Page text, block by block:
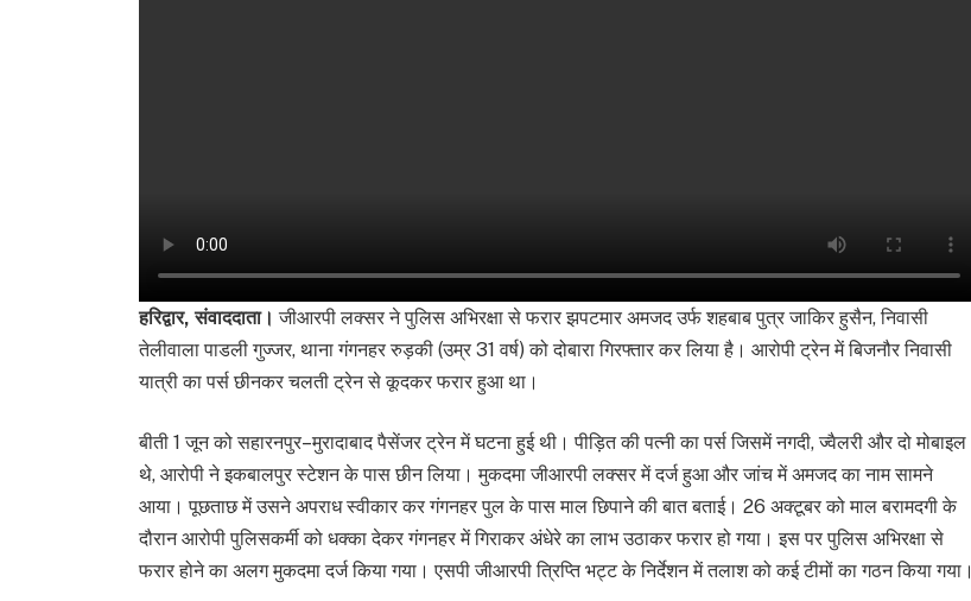
हरिद्वार, संवाददाता। जीआरपी लक्सर ने पुलिस अभिरक्षा से फरार झपटमार अमजद उर्फ शहबाब पुत्र जाकिर हुसैन, निवासी
तेलीवाला पाडली गुज्जर, थाना गंगनहर रुड़की (उम्र 31 वर्ष) को दोबारा गिरफ्तार कर लिया है। आरोपी ट्रेन में बिजनौर निवासी
यात्री का पर्स छीनकर चलती ट्रेन से कूदकर फरार हुआ था।
बीती 1 जून को सहारनपुर–मुरादाबाद पैसेंजर ट्रेन में घटना हुई थी। पीड़ित की पत्नी का पर्स जिसमें नगदी, ज्वैलरी और दो मोबाइल
थे, आरोपी ने इकबालपुर स्टेशन के पास छीन लिया। मुकदमा जीआरपी लक्सर में दर्ज हुआ और जांच में अमजद का नाम सामने
आया। पूछताछ में उसने अपराध स्वीकार कर गंगनहर पुल के पास माल छिपाने की बात बताई। 26 अक्टूबर को माल बरामदगी के
दौरान आरोपी पुलिसकर्मी को धक्का देकर गंगनहर में गिराकर अंधेरे का लाभ उठाकर फरार हो गया। इस पर पुलिस अभिरक्षा से
फरार होने का अलग मुकदमा दर्ज किया गया। एसपी जीआरपी त्रिप्ति भट्ट के निर्देशन में तलाश को कई टीमों का गठन किया गया।